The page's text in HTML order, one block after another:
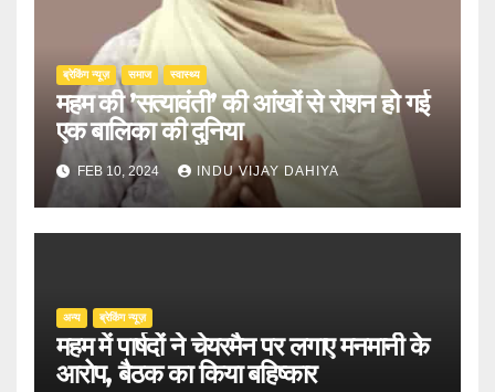
ब्रेकिंग न्यूज़ समाज स्वास्थ्य
महम की ’सत्यावंती’ की आंखों से रोशन हो गई
एक बालिका की दुनिया
FEB 10, 2024 INDU VIJAY DAHIYA
अन्य ब्रेकिंग न्यूज़
महम में पार्षदों ने चेयरमैन पर लगाए मनमानी के
आरोप, बैठक का किया बहिष्कार